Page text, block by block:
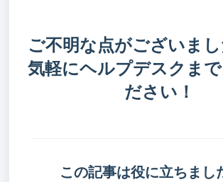
ご不明な点がございま
気軽にヘルプデスクまで
ださい！
この記事は役に立ちまし